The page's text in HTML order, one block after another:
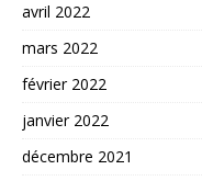
avril 2022
mars 2022
février 2022
janvier 2022
décembre 2021